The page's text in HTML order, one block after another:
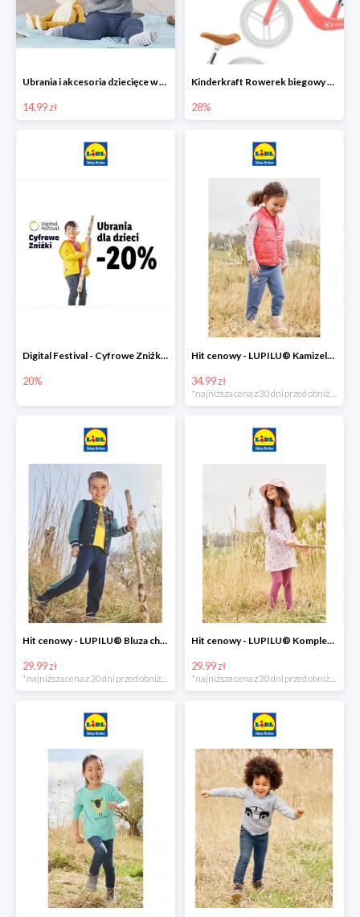
Ubrania i akcesoria dziecięce w Lidlu Online od 14,99 zł
14.99 zł
Kinderkraft Rowerek biegowy Fly
28%
Digital Festival - Cyfrowe Zniżki Ubrania dla dzieci w Lidlu -20%
20%
Hit cenowy - LUPILU® Kamizelka pikowana dziewczęca
34.99 zł
Hit cenowy - LUPILU® Bluza chłopięca w stylu college
29.99 zł
*najniższa cena z 30 dni przed obniżką
Hit cenowy - LUPILU® Komplet dziewczęcy (sukienka + legginsy)
29.99 zł
*najniższa cena z 30 dni przed obniżką